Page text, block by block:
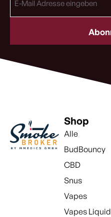
Mail
Shop
Alle
BudBouncy
CBD
Snus
Vapes
Vapes Liquid